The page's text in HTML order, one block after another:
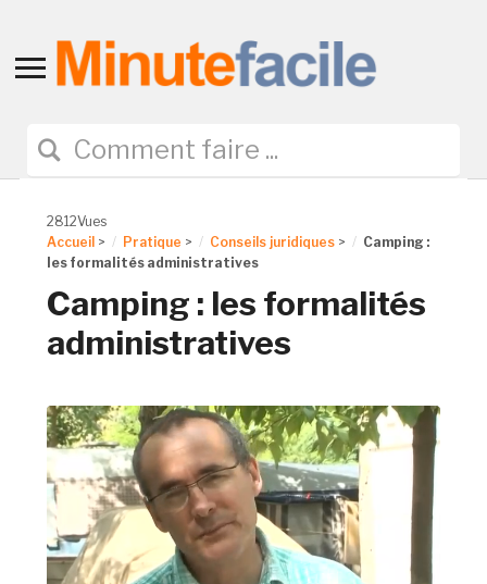
Toggle
navigation
2812Vues
Accueil > Pratique > Conseils juridiques >
Camping :
les formalités administratives
Camping : les formalités
administratives